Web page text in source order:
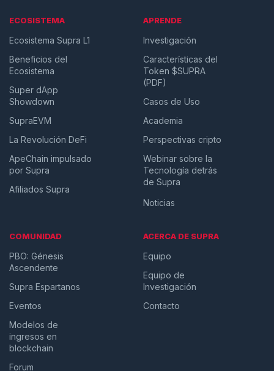
ECOSISTEMA
Ecosistema Supra L1
Beneficios del
Ecosistema
Super dApp
Showdown
SupraEVM
La Revolución DeFi
ApeChain impulsado
por Supra
Afiliados Supra
APRENDE
Investigación
Características del
Token $SUPRA
(PDF)
Casos de Uso
Academia
Perspectivas cripto
Webinar sobre la
Tecnología detrás
de Supra
Noticias
COMUNIDAD
PBO: Génesis
Ascendente
Supra Espartanos
Eventos
Modelos de
ingresos en
blockchain
Forum
ACERCA DE SUPRA
Equipo
Equipo de
Investigación
Contacto